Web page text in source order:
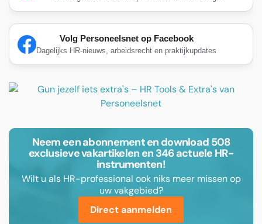
Volg Personeelsnet op Facebook
Dagelijks HR-nieuws, arbeidsrecht en praktijkupdates
Neem een abonnement en download 508
exclusieve vakartikelen en 346 actuele HR-
instrumenten!
Wilt u als HR-professional ook niks meer missen op
uw vakgebied?
Direct aanmelden